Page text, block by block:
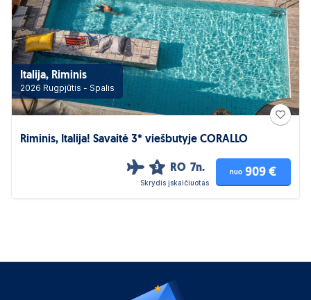
Italija, Riminis
2026 Rugpjūtis - Spalis
Riminis, Italija! Savaitė 3* viešbutyje CORALLO
3 RO 7n.
Skrydis įskaičiuotas
nuo 909 €